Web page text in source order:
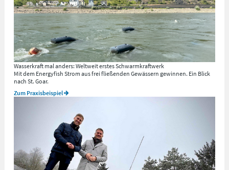
Wasserkraft mal anders: Weltweit erstes Schwarmkraftwerk
Mit dem Energyfish Strom aus frei fließenden Gewässern gewinnen. Ein Blick
nach St. Goar.
Zum Praxisbeispiel